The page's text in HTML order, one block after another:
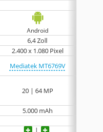
Android
6,4 Zoll
2.400 x 1.080 Pixel
Mediatek MT6769V
20 | 64 MP
5.000 mAh